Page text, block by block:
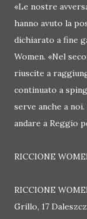
«Le nostre
hanno avuto la
dichiarato a fine
Women. «Nel
riuscite a
continuato a
serve anche a
andare a Reggio
RICCIONE
RICCIONE
Grillo, 17